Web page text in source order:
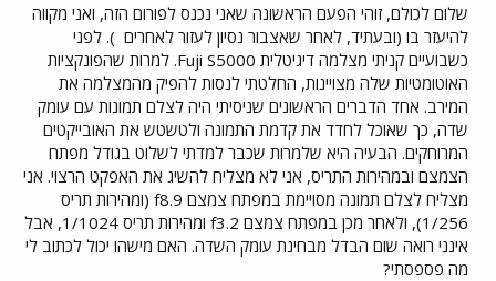
שלום לכולם, זוהי הפעם הראשונה שאני נכנס לפורום הזה, ואני מקווה
להיעזר בו (ובעתיד, לאחר שאצבור נסיון לעזור לאחרים ). לפני
כשבועיים קניתי מצלמה דיגיטלית Fuji S5000. למרות שהפונקציות
האוטומטיות שלה מצויינות, החלטתי לנסות להפיק מהמצלמה את
המירב. אחד הדברים הראשונים שניסיתי היה לצלם תמונות עם עומק
שדה, כך שאוכל לחדד את קדמת התמונה ולטשטש את האובייקטים
המרוחקים. הבעיה היא שלמרות שכבר למדתי לשלוט בגודל מפתח
הצמצם ובמהירות התריס, אני לא מצליח להשיג את האפקט הרצוי. אני
מצליח לצלם תמונה מסויימת במפתח צמצם f8.9 (ומהירות תריס
1/256), ולאחר מכן במפתח צמצם f3.2 ומהירות תריס 1/1024, אבל
אינני רואה שום הבדל מבחינת עומק השדה. האם מישהו יכול לכתוב לי
מה פספסתי?